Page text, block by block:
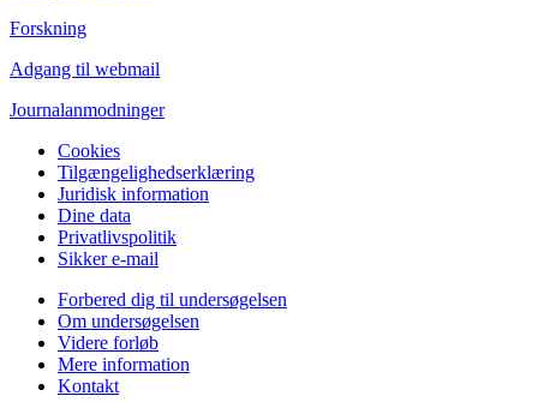
Forskning
Adgang til webmail
Journalanmodninger
Cookies
Tilgængelighedserklæring
Juridisk information
Dine data
Privatlivspolitik
Sikker e-mail
Forbered dig til undersøgelsen
Om undersøgelsen
Videre forløb
Mere information
Kontakt